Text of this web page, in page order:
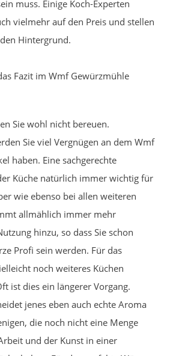
muss. Einige Koch-Experten
vielmehr auf den Preis und stellen
Hintergrund.
Fazit im Wmf Gewürzmühle
Sie wohl nicht bereuen.
Sie viel Vergnügen an dem Wmf
haben. Eine sachgerechte
Küche natürlich immer wichtig für
wie ebenso bei allen weiteren
allmählich immer mehr
hinzu, so dass Sie schon
Profi sein werden. Für das
noch weiteres Küchen
ist dies ein längerer Vorgang.
jenes eben auch echte Aroma
die noch nicht eine Menge
und der Kunst in einer